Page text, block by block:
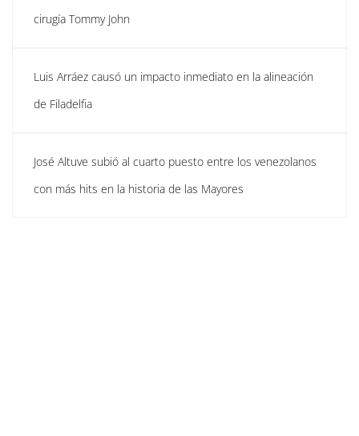
cirugía Tommy John
Luis Arráez causó un impacto inmediato en la alineación
de Filadelfia
José Altuve subió al cuarto puesto entre los venezolanos
con más hits en la historia de las Mayores